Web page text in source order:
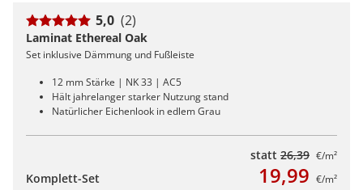
5,0 (2)
Laminat Ethereal Oak
Set inklusive Dämmung und Fußleiste
12 mm Stärke | NK 33 | AC5
Hält jahrelanger starker Nutzung stand
Natürlicher Eichenlook in edlem Grau
statt 26,39 €/m²
Komplett-Set 19,99 €/m²